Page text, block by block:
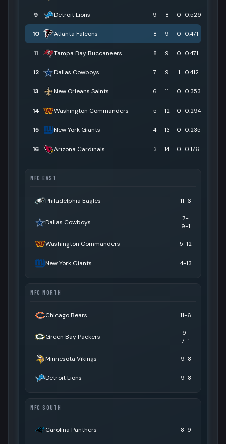
9 Detroit Lions 9 8 0 0.529
10 Atlanta Falcons 8 9 0 0.471
11 Tampa Bay Buccaneers 8 9 0 0.471
12 Dallas Cowboys 7 9 1 0.412
13 New Orleans Saints 6 11 0 0.353
14 Washington Commanders 5 12 0 0.294
15 New York Giants 4 13 0 0.235
16 Arizona Cardinals 3 14 0 0.176
NFC EAST
Philadelphia Eagles 11-6
Dallas Cowboys
7-
9-1
Washington Commanders 5-12
New York Giants 4-13
NFC NORTH
Chicago Bears 11-6
Green Bay Packers
9-
7-1
Minnesota Vikings 9-8
Detroit Lions 9-8
NFC SOUTH
Carolina Panthers 8-9